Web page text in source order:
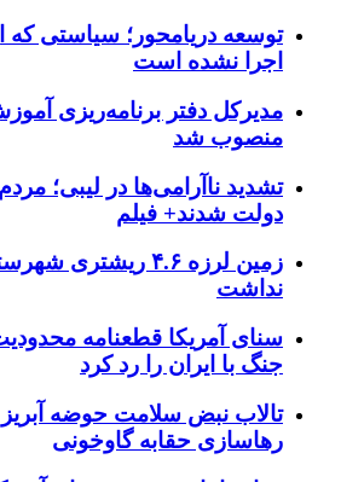
توسعه دریامحور؛ سیاستی که
اجرا نشده است
مدیرکل دفتر برنامه‌ریزی
منصوب شد
تشدید ناآرامی‌ها در لیبی؛
دولت شدند+ فیلم
زمین لرزه ۴.۶
نداشت
سنای آمریکا قطعنامه
جنگ با ایران را رد کرد
تالاب نبض سلامت حوضه
رهاسازی حقابه گاوخونی